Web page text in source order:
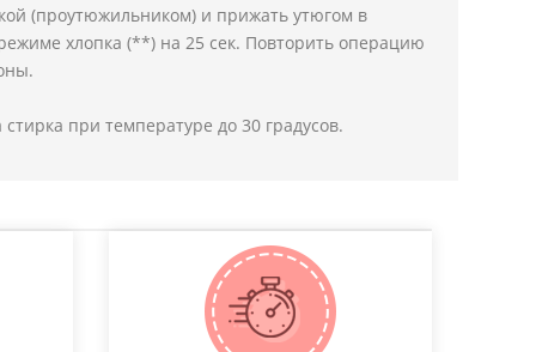
(проутюжильником) и прижать утюгом в
хлопка (**) на 25 сек. Повторить операцию
при температуре до 30 градусов.